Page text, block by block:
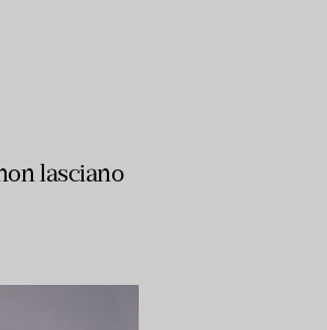
lasciano